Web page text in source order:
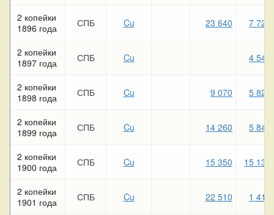
2 копейки
1896 года
СПБ Cu 23 640 7 720
2 копейки
1897 года
СПБ Cu 4 540
2 копейки
1898 года
СПБ Cu 9 070 5 820
2 копейки
1899 года
СПБ Cu 14 260 5 840
2 копейки
1900 года
СПБ Cu 15 350 15 130
2 копейки
1901 года
СПБ Cu 22 510 1 410